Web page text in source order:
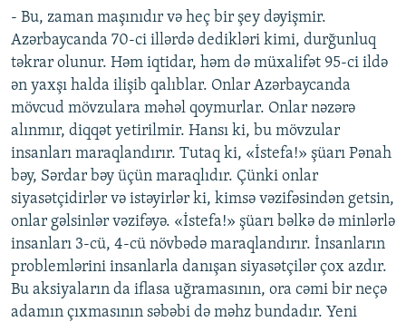
- Bu, zaman maşınıdır və heç bir şey dəyişmir.
Azərbaycanda 70-ci illərdə dedikləri kimi, durğunluq
təkrar olunur. Həm iqtidar, həm də müxalifət 95-ci ildə
ən yaxşı halda ilişib qalıblar. Onlar Azərbaycanda
mövcud mövzulara məhəl qoymurlar. Onlar nəzərə
alınmır, diqqət yetirilmir. Hansı ki, bu mövzular
insanları maraqlandırır. Tutaq ki, «İstefa!» şüarı Pənah
bəy, Sərdar bəy üçün maraqlıdır. Çünki onlar
siyasətçidirlər və istəyirlər ki, kimsə vəzifəsindən getsin,
onlar gəlsinlər vəzifəyə. «İstefa!» şüarı bəlkə də minlərlə
insanları 3-cü, 4-cü növbədə maraqlandırır. İnsanların
problemlərini insanlarla danışan siyasətçilər çox azdır.
Bu aksiyaların da iflasa uğramasının, ora cəmi bir neçə
adamın çıxmasının səbəbi də məhz bundadır. Yeni